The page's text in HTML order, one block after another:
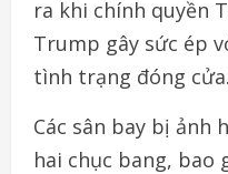
ra khi chính quyền
Trump gây sức ép
tình trạng đóng cửa.
Các sân bay bị
hai chục bang,